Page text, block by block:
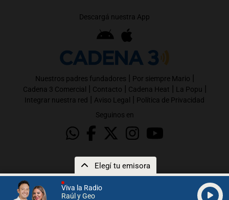
Viva la Radio
Raúl y Geo
Elegí tu emisora
Descargá nuestra App
Nuestros padres fundadores | Por siempre Mario |
Cadena 3 Comercial | Contacto | Cadena Heat | La Popu |
Integrar nuestra red | Aviso Legal | Política de Privacidad
Seguinos en